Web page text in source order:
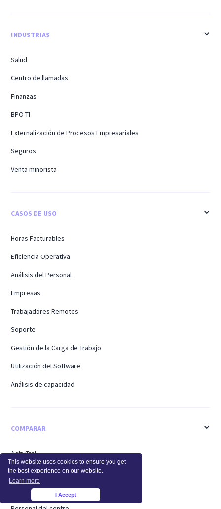
This website uses cookies to ensure you get
the best experience on our website.
Learn more
I Accept
INDUSTRIAS
Salud
Centro de llamadas
Finanzas
BPO TI
Externalización de Procesos Empresariales
Seguros
Venta minorista
CASOS DE USO
Horas Facturables
Eficiencia Operativa
Análisis del Personal
Empresas
Trabajadores Remotos
Soporte
Gestión de la Carga de Trabajo
Utilización del Software
Análisis de capacidad
COMPARAR
ActivTrak
Time Doctor
Teramina